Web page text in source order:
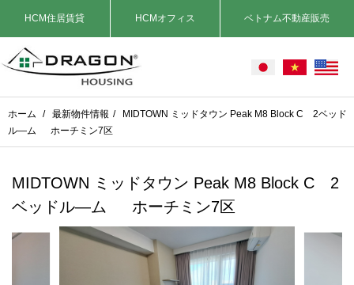
HCM住居賃貸 HCMオフィス ベトナム不動産販売
ホーム / 最新物件情報 /
MIDTOWN ミッドタウン Peak M8 Block C 2ベッド
ル―ム ホーチミン7区
MIDTOWN ミッドタウン Peak M8 Block C 2
ベッドル―ム ホーチミン7区